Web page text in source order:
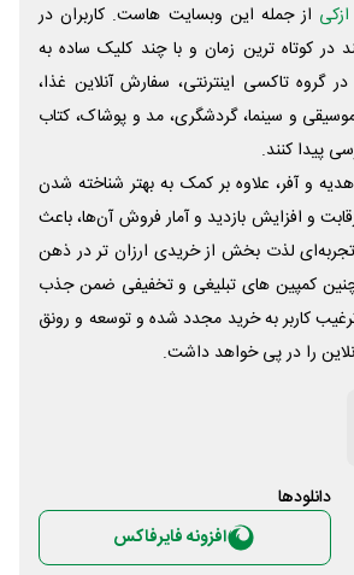
ازکی از جمله این وبسایت ‌هاست. کاربران در
در کوتاه ترین زمان و با چند کلیک ساده به
گروه تاکسی اینترنتی، سفارش آنلاین غذا،
موسیقی و سینما، گردشگری، مد و پوشاک، کتاب
پیدا کنند.
هدیه و آفر، علاوه بر کمک به بهتر شناخته شدن
و افزایش بازدید و آمار فروش آن‌ها، باعث
لذت بخش از خریدی ارزان تر در ذهن
کمپین های تبلیغی و تخفیفی ضمن جذب
کاربر به خرید مجدد شده و توسعه و رونق
را در پی خواهد داشت.
دانلود‌ها
افزونه فایرفاکس